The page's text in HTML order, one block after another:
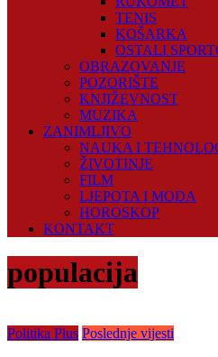
TENIS
KOŠARKA
OSTALI
OBRAZOVANJE
POZORIŠTE
KNJIŽEVNOST
MUZIKA
ZANIMLJIVO
NAUKA I
ŽIVOTINJE
FILM
LJEPOTA I MODA
HOROSKOP
KONTAKT
populacija
Politika Plus Poslednje vijesti